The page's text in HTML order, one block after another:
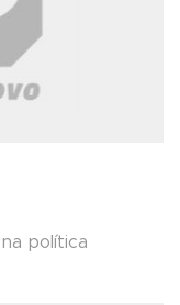
política